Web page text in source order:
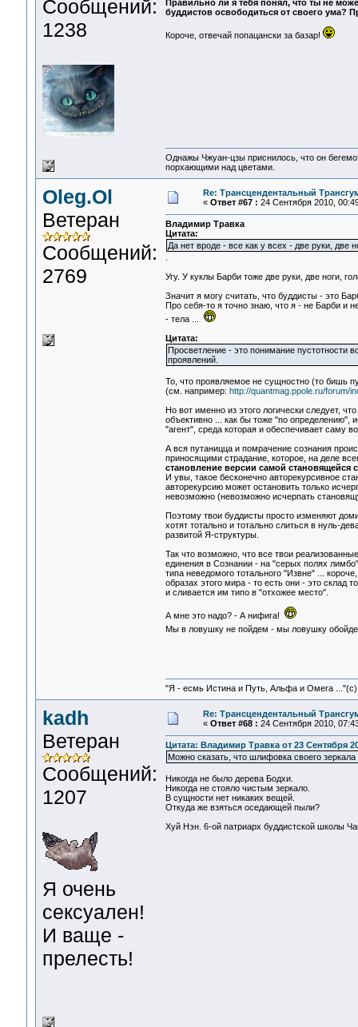
Сообщений:
1238
Правильно ли я тебя понял, что ты не
буддистов освободиться от своего ума?
Короче, отвечай попацански за базар!
Однажы Чжуан-цзы приснилось, что он
порхающими над цветами.
Oleg.Ol
Ветеран
Сообщений:
2769
Re: Трансцендентальный
« Ответ #67 : 24 Сентября 2010,
Владимир Травка
Цитата:
Да нет вроде - все как у всех - две руки, две
Угу. У куклы Барби тоже две руки, две ноги,
Значит я могу считать, что буддисты - это
Про себя-то я точно знаю, что я - не Барби и
- тела ...
Цитата:
Просветление - это понимание пустотности
проявлений.
То, что проявляемое не сущностно (то бишь
(см. например: http://quantmag.ppole.ru/forum/
Но вот именно из этого логически следует,
объективно ... как бы тоже "по определению",
"агент", среда которая и обеспечивает саму
А вся путаницца и помрачение сознания
приносящими страдание, которое, на деле
становление версии самой становящейся
И увы, такое бесконечно авторекурсивное
авторекурсию может остановить только
невозможно (невозможно исчерпать
Поэтому твои буддисты просто изменяют
хотят тотально и тотально слиться в нуль-
развитой Я-структуры.
Так что возможно, что все твои
единения в Сознании - на "серых полях
типа неведомого тотального "Извне" ...
образах этого мира - то есть они - это склад
и сливается им типо в "отхожее место".
А мне это надо? - А нифига!
Мы в ловушку не пойдем - мы ловушку
"Я - есмь Истина и Путь, Альфа и Омега ..."(с)
kadh
Ветеран
Сообщений:
1207
Я очень
сексуален!
И ваще -
прелесть!
Re: Трансцендентальный
« Ответ #68 : 24 Сентября 2010,
Цитата: Владимир Травка от 23 Сентября
Можно сказать, что шлифовка своего
Никогда не было дерева Бодхи.
Никогда не стояло чистым зеркало.
В сущности нет никаких вещей.
Откуда же взяться оседающей пыли?
Хуй Нэн. 6-ой патриарх буддистской школы